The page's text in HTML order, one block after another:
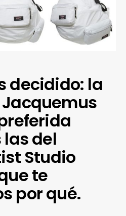
decidido: la
del
Studio
te
por qué.